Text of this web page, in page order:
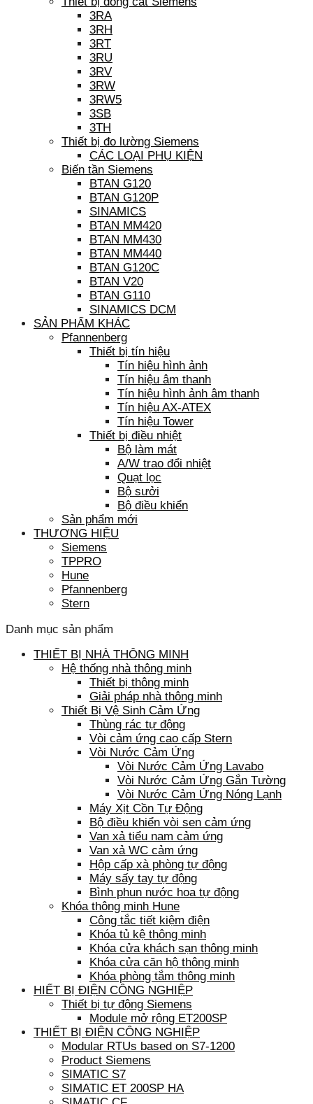
3RA
3RH
3RT
3RU
3RV
3RW
3RW5
3SB
3TH
Thiết bị đo lường Siemens
CÁC LOẠI PHỤ KIỆN
Biến tần Siemens
BTAN G120
BTAN G120P
SINAMICS
BTAN MM420
BTAN MM430
BTAN MM440
BTAN G120C
BTAN V20
BTAN G110
SINAMICS DCM
SẢN PHẨM KHÁC
Pfannenberg
Thiết bị tín hiệu
Tín hiệu hình ảnh
Tín hiệu âm thanh
Tín hiệu hình ảnh âm thanh
Tín hiệu AX-ATEX
Tín hiệu Tower
Thiết bị điều nhiệt
Bộ làm mát
A/W trao đổi nhiệt
Quạt lọc
Bộ sưởi
Bộ điều khiển
Sản phẩm mới
THƯƠNG HIỆU
Siemens
TPPRO
Hune
Pfannenberg
Stern
Danh mục sản phẩm
THIẾT BỊ NHÀ THÔNG MINH
Hệ thống nhà thông minh
Thiết bị thông minh
Giải pháp nhà thông minh
Thiết Bị Vệ Sinh Cảm Ứng
Thùng rác tự động
Vòi cảm ứng cao cấp Stern
Vòi Nước Cảm Ứng
Vòi Nước Cảm Ứng Lavabo
Vòi Nước Cảm Ứng Gắn Tường
Vòi Nước Cảm Ứng Nóng Lạnh
Máy Xịt Cồn Tự Động
Bộ điều khiển vòi sen cảm ứng
Van xả tiểu nam cảm ứng
Van xả WC cảm ứng
Hộp cấp xà phòng tự động
Máy sấy tay tự động
Bình phun nước hoa tự động
Khóa thông minh Hune
Công tắc tiết kiệm điện
Khóa tủ kệ thông minh
Khóa cửa khách sạn thông minh
Khóa cửa căn hộ thông minh
Khóa phòng tắm thông minh
HIẾT BỊ ĐIỆN CÔNG NGHIỆP
Thiết bị tự động Siemens
Module mở rộng ET200SP
THIẾT BỊ ĐIỆN CÔNG NGHIỆP
Modular RTUs based on S7-1200
Product Siemens
SIMATIC S7
SIMATIC ET 200SP HA